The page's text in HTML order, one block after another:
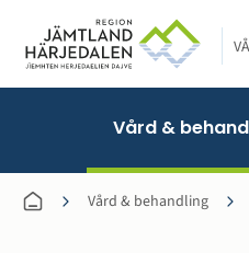
Vård &
Vård & behandling